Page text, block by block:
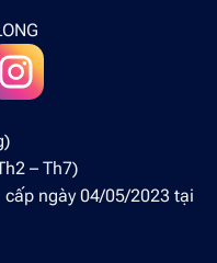
– Th7)
ngày 04/05/2023 tại